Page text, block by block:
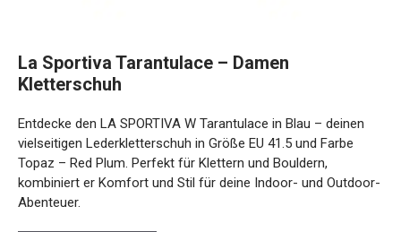
La Sportiva Tarantulace – Damen
Kletterschuh
Entdecke den LA SPORTIVA W Tarantulace in Blau – deinen
vielseitigen Lederkletterschuh in Größe EU 41.5 und Farbe
Topaz – Red Plum. Perfekt für Klettern und Bouldern,
kombiniert er Komfort und Stil für deine Indoor- und Outdoor-
Abenteuer.